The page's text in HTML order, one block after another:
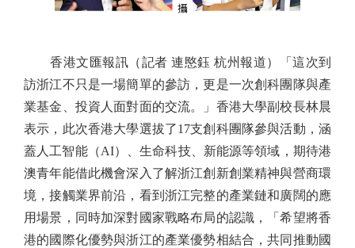
香港文匯報訊（記者 連愍鈺 杭州報道）「這次到
訪浙江不只是一場簡單的參訪，更是一次創科團隊與產
業基金、投資人面對面的交流。」香港大學副校長林晨
表示，此次香港大學選拔了17支創科團隊參與活動，涵
蓋人工智能（AI）、生命科技、新能源等領域，期待港
澳青年能借此機會深入了解浙江創新創業精神與營商環
境，接觸業界前沿，看到浙江完整的產業鏈和廣闊的應
用場景，同時加深對國家戰略布局的認識，「希望將香
港的國際化優勢與浙江的產業優勢相結合，共同推動國